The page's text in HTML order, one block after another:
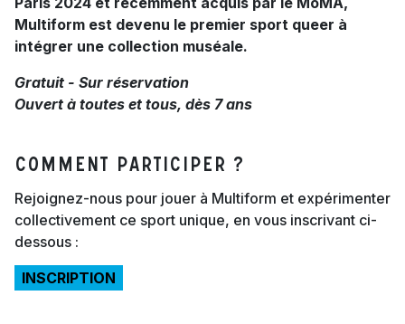
Multiform est devenu le premier sport queer à
intégrer une collection muséale.
Gratuit - Sur réservation
Ouvert à toutes et tous, dès 7 ans
COMMENT PARTICIPER ?
Rejoignez-nous pour jouer à Multiform et expérimenter
collectivement ce sport unique, en vous inscrivant ci-
dessous :
INSCRIPTION